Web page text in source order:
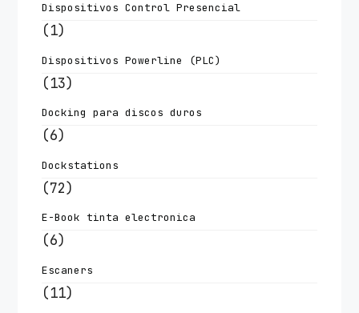
Dispositivos Control Presencial
(1)
Dispositivos Powerline (PLC)
(13)
Docking para discos duros
(6)
Dockstations
(72)
E-Book tinta electronica
(6)
Escaners
(11)